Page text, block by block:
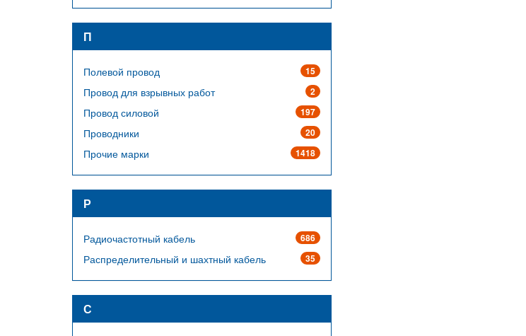
П
15
Полевой провод
2
Провод для взрывных работ
197
Провод силовой
20
Проводники
1418
Прочие марки
Р
686
Радиочастотный кабель
35
Распределительный и шахтный кабель
С